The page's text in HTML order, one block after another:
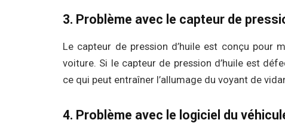
3. Problème avec le capteur de
Le capteur de pression d’huile est conçu pour
voiture. Si le capteur de pression d’huile est
ce qui peut entraîner l’allumage du voyant de
4. Problème avec le logiciel du